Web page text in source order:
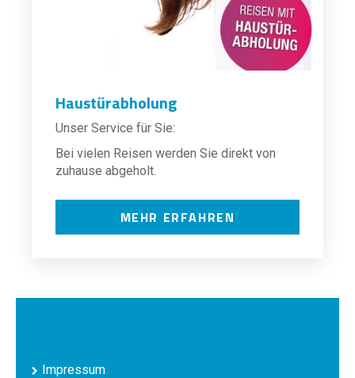
Haustürabholung
Unser Service für Sie:
Bei vielen Reisen werden Sie direkt von
zuhause abgeholt.
MEHR ERFAHREN
Impressum